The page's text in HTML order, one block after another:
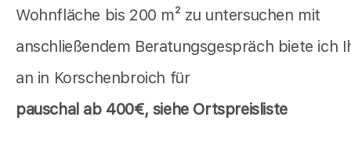
Wohnfläche bis 200 m² zu untersuchen mit
anschließendem Beratungsgespräch biete ich
an in Korschenbroich für
pauschal ab 400€, siehe Ortspreisliste